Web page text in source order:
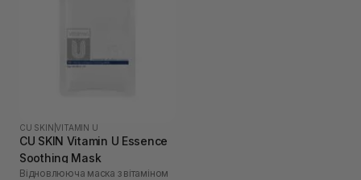
CU SKIN |VITAMIN U
CU SKIN Vitamin U Essence
Soothing Mask
Відновлююча маска з вітаміном